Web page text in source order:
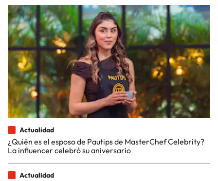
Actualidad
¿Quién es el esposo de Pautips de MasterChef Celebrity?
La influencer celebró su aniversario
Actualidad